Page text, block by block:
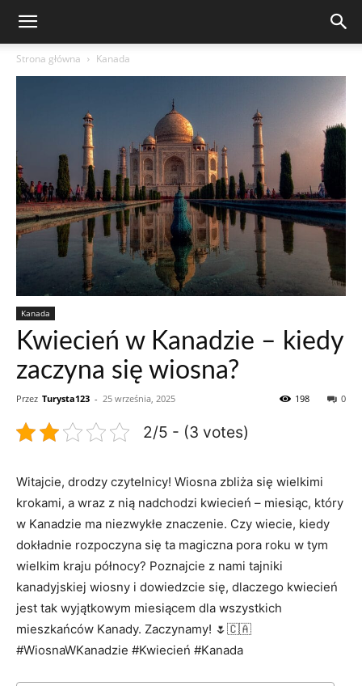
Strona główna Kanada
Kanada
Kwiecień w Kanadzie – kiedy
zaczyna się wiosna?
Przez Turysta123 - 25 września, 2025 0
198
2/5 - (3 votes)
Witajcie, drodzy czytelnicy! Wiosna zbliża się wielkimi
krokami, a⁤ wraz z nią ⁣nadchodzi ⁣kwiecień – miesiąc, który
w Kanadzie ma niezwykłe ⁣znaczenie. Czy⁣ wiecie, kiedy
dokładnie rozpoczyna się ta ⁣magiczna pora roku w tym
wielkim kraju północy? Poznajcie z‌ nami tajniki
kanadyjskiej wiosny i dowiedzcie się, dlaczego kwiecień
jest ‍tak​ wyjątkowym miesiącem dla wszystkich
mieszkańców Kanady. Zaczynamy! 🌷🇨🇦
⁤#WiosnaWKanadzie #Kwiecień #Kanada